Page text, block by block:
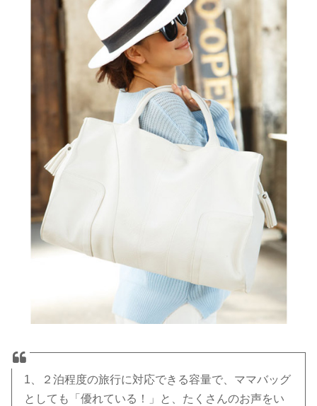
1、２泊程度の旅行に対応できる容量で、ママバッグ
としても「優れている！」と、たくさんのお声をい